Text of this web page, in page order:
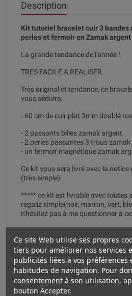
Description
Kit tutoriel bracelet cuir 3 bandes
perles et fermoir en Zamak argent
La grande tendance de l'année !
TRES FACILE A REALISER.
Très original et tendance, ce
vous séduire.
- 60 cm de cuir plat 3mm doublé
- 2 passants billes zamak argent
- 2 perles passantes 3 trous
- un fermoir magnétique zamak
Ce kit vous sera livré avec la
(très simple).
***** ce kit est livrable avec toutes
regaliz simple(noir, marron, vert,
n'hésitez pas à me questionner à
Fiche technique
Composition
Cuir
argent
Ce site Web utilise ses propres
tiers pour améliorer nos services
publicités liées à vos préférences
habitudes de navigation. Pour
consentement à son utilisation,
bouton Accepter.